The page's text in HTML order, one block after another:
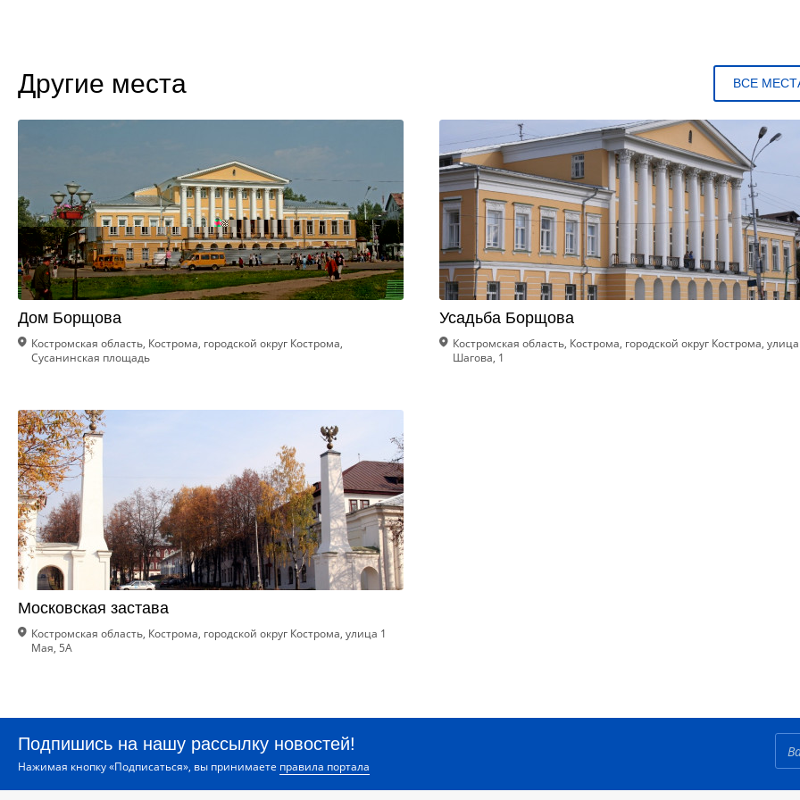
Другие места ВСЕ
Дом Борщова
Костромская область, Кострома, городской округ Кострома,
Сусанинская площадь
Усадьба Борщова
Костромская область, Кострома, городской округ Кострома, улица
Шагова, 1
Московская застава
Костромская область, Кострома, городской округ Кострома, улица 1
Мая, 5А
Подпишись на нашу рассылку новостей!
Нажимая кнопку «Подписаться», вы принимаете правила портала